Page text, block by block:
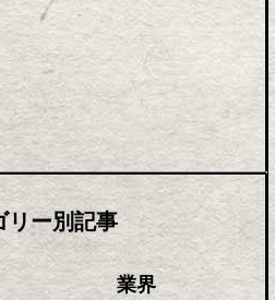
リー別記事
業界